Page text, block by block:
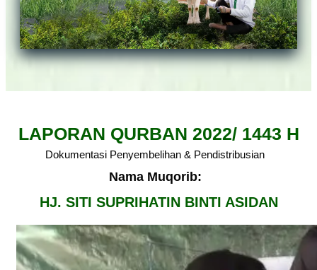
LAPORAN QURBAN 2022/ 1443 H
Dokumentasi Penyembelihan & Pendistribusian
Nama Muqorib:
HJ. SITI SUPRIHATIN BINTI ASIDAN